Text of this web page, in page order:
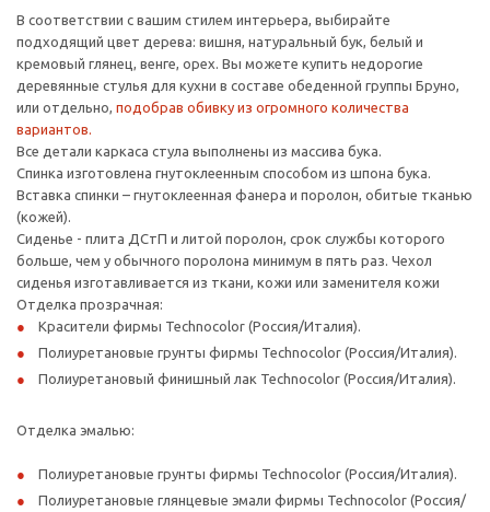
В соответствии с вашим стилем интерьера, выбирайте
подходящий цвет дерева: вишня, натуральный бук, белый и
кремовый глянец, венге, орех. Вы можете купить недорогие
деревянные стулья для кухни в составе обеденной группы Бруно,
или отдельно, подобрав обивку из огромного количества
вариантов.
Все детали каркаса стула выполнены из массива бука.
Спинка изготовлена гнутоклеенным способом из шпона бука.
Вставка спинки – гнутоклеенная фанера и поролон, обитые тканью
(кожей).
Сиденье - плита ДСтП и литой поролон, срок службы которого
больше, чем у обычного поролона минимум в пять раз. Чехол
сиденья изготавливается из ткани, кожи или заменителя кожи
Отделка прозрачная:
Красители фирмы Technocolor (Россия/Италия).
Полиуретановые грунты фирмы Technocolor (Россия/Италия).
Полиуретановый финишный лак Technocolor (Россия/Италия).
Отделка эмалью:
Полиуретановые грунты фирмы Technocolor (Россия/Италия).
Полиуретановые глянцевые эмали фирмы Technocolor (Россия/